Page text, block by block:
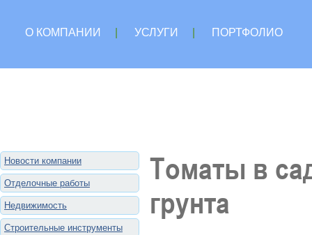
О КОМПАНИИ УСЛУГИ
ПОРТФОЛИО
Новости компании
Отделочные работы
Недвижимость
Строительные инструменты
Томаты в
грунта